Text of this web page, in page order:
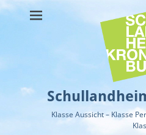
Klasse Aussicht – Klasse